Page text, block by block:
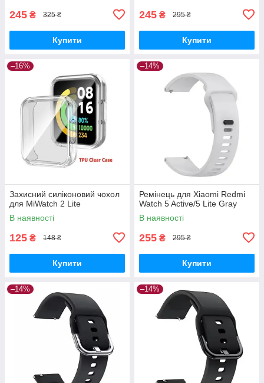
245 ₴ 325 ₴
Купити
245 ₴ 295 ₴
Купити
–16%
Захисний силіконовий чохол
для MiWatch 2 Lite
В наявності
125 ₴ 148 ₴
Купити
–14%
Ремінець для Xiaomi Redmi
Watch 5 Active/5 Lite Gray
В наявності
255 ₴ 295 ₴
Купити
–14% –14%